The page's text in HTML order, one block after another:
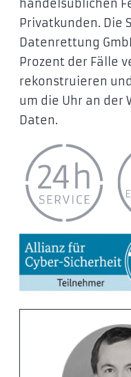
handelsüblichen
Privatkunden. Die
Datenrettung
Prozent der Fälle
rekonstruieren
um die Uhr an der
Daten.